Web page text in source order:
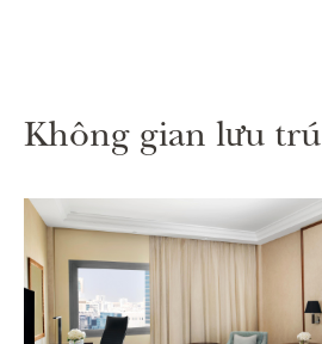
Không gian lưu trú